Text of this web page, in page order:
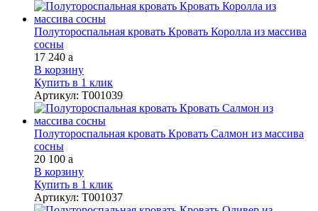
Полутороспальная кровать Кровать Королла из массива
сосны
17 240 a
В корзину
Купить в 1 клик
Артикул: Т001039
Полутороспальная кровать Кровать Салмон из массива
сосны
20 100 a
В корзину
Купить в 1 клик
Артикул: Т001037